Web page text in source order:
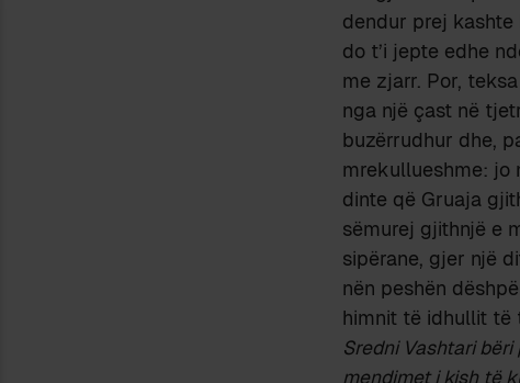
dendur prej
do t’i jepte edhe
me zjarr. Por,
nga një çast në
buzërrudhur dhe,
mrekullueshme: jo
dinte që Gruaja
sëmurej gjithnjë e
sipërane, gjer një
nën peshën
himnit të idhullit të
Sredni Vashtari bëri
mendimet i kish të